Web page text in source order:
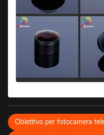
Obiettivo per fotocamera